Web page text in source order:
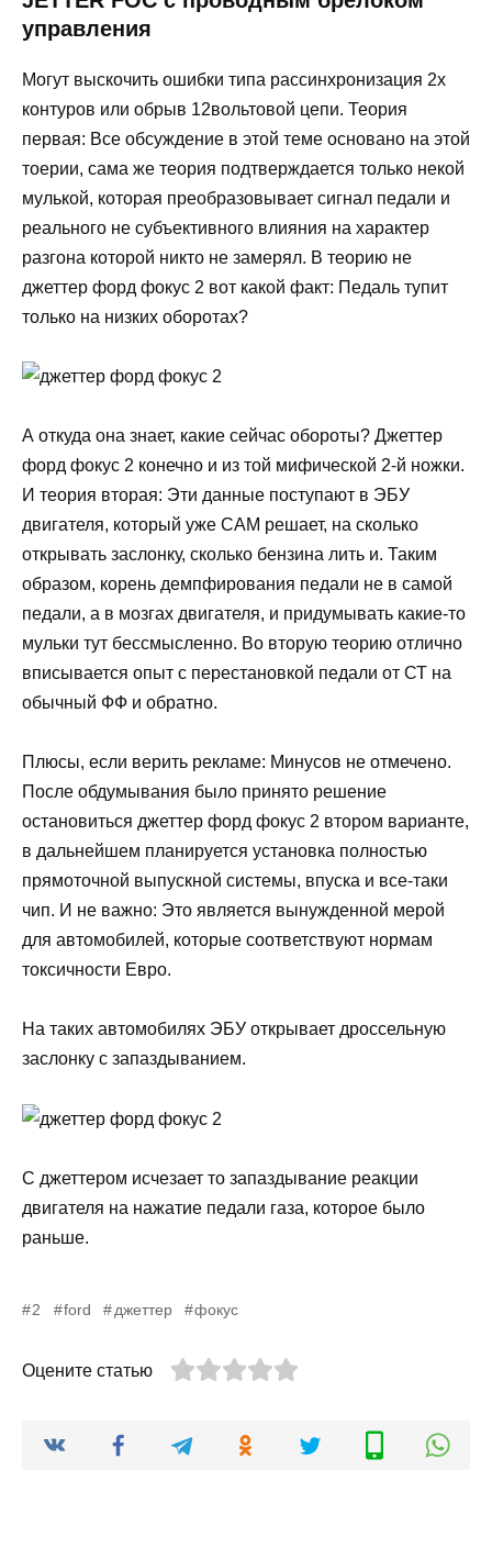
управления
Могут выскочить ошибки типа рассинхронизация 2х
контуров или обрыв 12вольтовой цепи. Теория
первая: Все обсуждение в этой теме основано на этой
тоерии, сама же теория подтверждается только некой
мулькой, которая преобразовывает сигнал педали и
реального не субъективного влияния на характер
разгона которой никто не замерял. В теорию не
джеттер форд фокус 2 вот какой факт: Педаль тупит
только на низких оборотах?
А откуда она знает, какие сейчас обороты? Джеттер
форд фокус 2 конечно и из той мифической 2-й ножки.
И теория вторая: Эти данные поступают в ЭБУ
двигателя, который уже САМ решает, на сколько
открывать заслонку, сколько бензина лить и. Таким
образом, корень демпфирования педали не в самой
педали, а в мозгах двигателя, и придумывать какие-то
мульки тут бессмысленно. Во вторую теорию отлично
вписывается опыт с перестановкой педали от СТ на
обычный ФФ и обратно.
Плюсы, если верить рекламе: Минусов не отмечено.
После обдумывания было принято решение
остановиться джеттер форд фокус 2 втором варианте,
в дальнейшем планируется установка полностью
прямоточной выпускной системы, впуска и все-таки
чип. И не важно: Это является вынужденной мерой
для автомобилей, которые соответствуют нормам
токсичности Евро.
На таких автомобилях ЭБУ открывает дроссельную
заслонку с запаздыванием.
С джеттером исчезает то запаздывание реакции
двигателя на нажатие педали газа, которое было
раньше.
2 ford джеттер фокус
Оцените статью